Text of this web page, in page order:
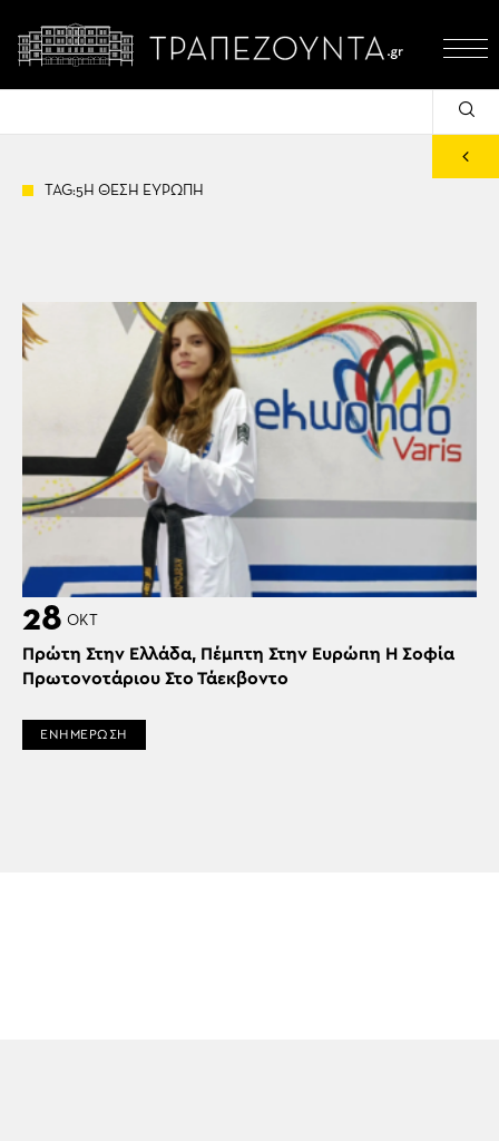
TAG:5Η ΘΕΣΗ ΕΥΡΩΠΗ
28 ΟΚΤ
Πρώτη Στην Ελλάδα, Πέμπτη Στην Ευρώπη Η Σοφία
Πρωτονοτάριου Στο Τάεκβοντο
ΕΝΗΜΕΡΩΣΗ